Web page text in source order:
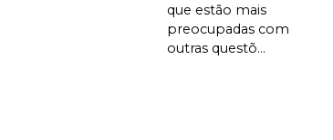
que estão mais
preocupadas com
outras questõ...